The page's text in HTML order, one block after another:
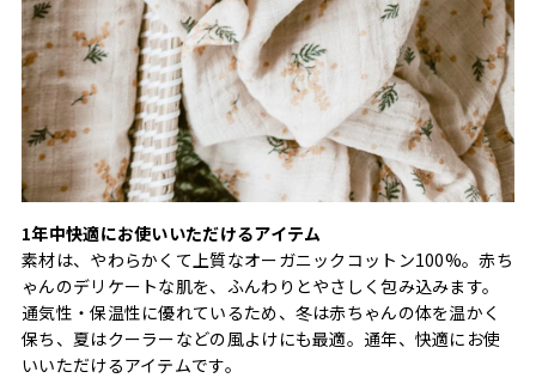
1年中快適にお使いいただけるアイテム
素材は、やわらかくて上質なオーガニックコットン100%。赤ち
ゃんのデリケートな肌を、ふんわりとやさしく包み込みます。
通気性・保温性に優れているため、冬は赤ちゃんの体を温かく
保ち、夏はクーラーなどの風よけにも最適。通年、快適にお使
いいただけるアイテムです。